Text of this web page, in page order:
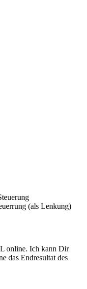
(als Lenkung)
online. Ich kann Dir
das Endresultat des